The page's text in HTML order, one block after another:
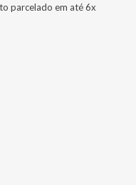
parcelado em até 6x